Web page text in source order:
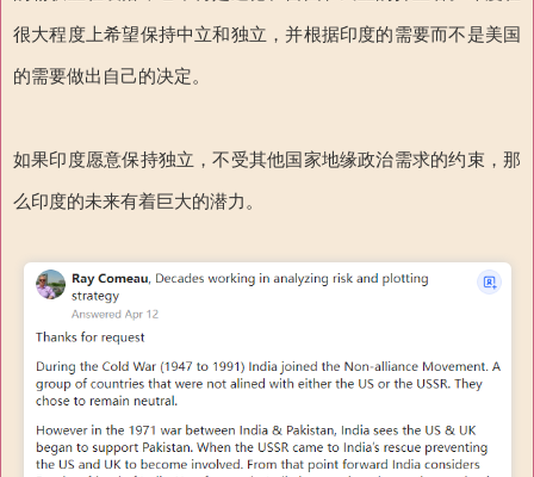
很大程度上希望保持中立和独立，并根据印度的需要而不是美国
的需要做出自己的决定。
如果印度愿意保持独立，不受其他国家地缘政治需求的约束，那
么印度的未来有着巨大的潜力。